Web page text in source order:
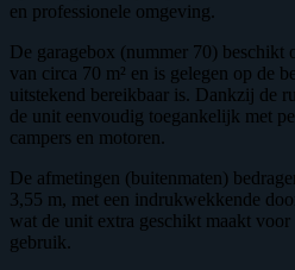
en professionele omgeving.
De garagebox (nummer 70) beschikt
van circa 70 m² en is gelegen op de
uitstekend bereikbaar is. Dankzij de
de unit eenvoudig toegankelijk met
campers en motoren.
De afmetingen (buitenmaten)
3,55 m, met een indrukwekkende
wat de unit extra geschikt maakt
gebruik.